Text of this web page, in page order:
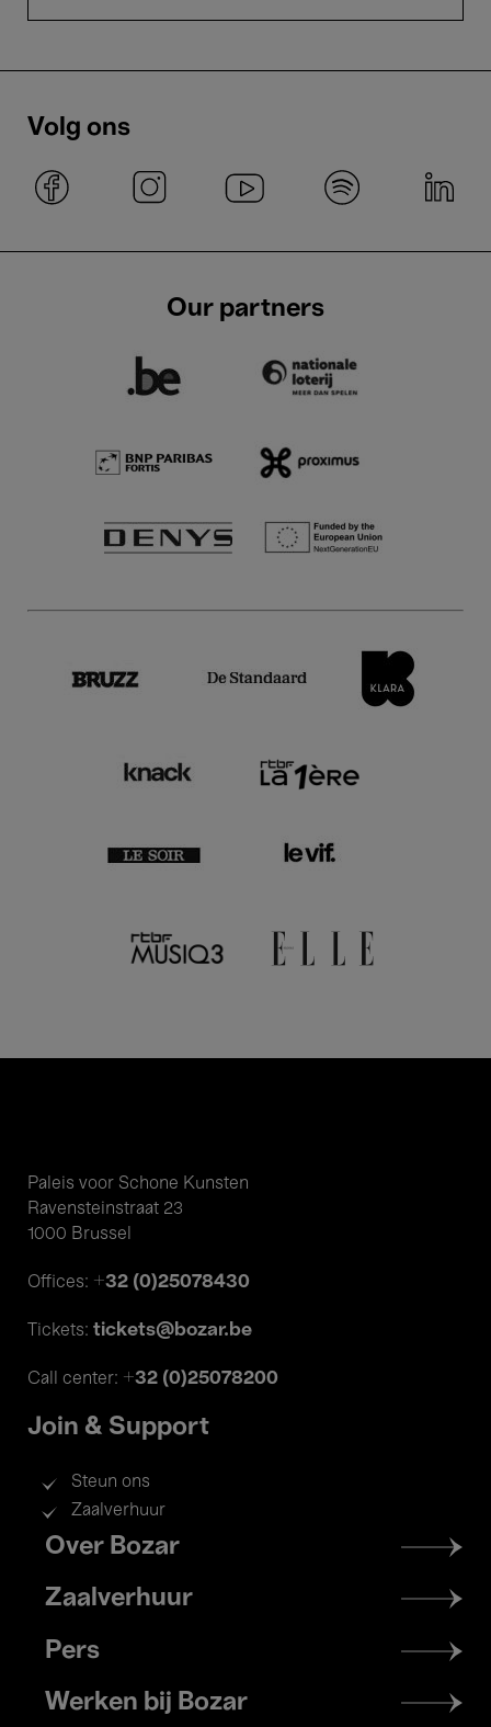
Volg ons
Our partners
Paleis voor Schone Kunsten
Ravensteinstraat 23
1000 Brussel
Offices: +32 (0)25078430
Tickets: tickets@bozar.be
Call center: +32 (0)25078200
Join & Support
Steun ons
Zaalverhuur
Footer
menu
Over Bozar
Zaalverhuur
Pers
Werken bij Bozar